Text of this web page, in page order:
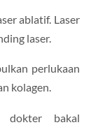
ablatif. Laser
laser.
perlukaan
kolagen.
dokter bakal